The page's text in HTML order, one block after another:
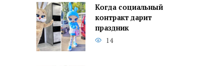
Когда социальный
контракт дарит
праздник
14